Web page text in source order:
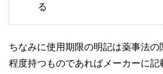
る
ちなみに使用期限の明記は薬事法
程度持つものであればメーカーに記